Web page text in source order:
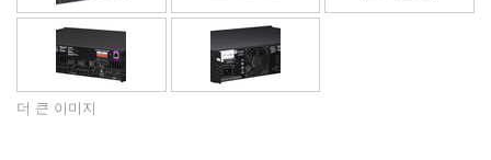
더 큰 이미지